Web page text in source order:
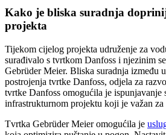
Kako je bliska suradnja
projekta
Tijekom cijelog projekta udruženje za
surađivalo s tvrtkom Danfoss i njezinim
Gebrüder Meier. Bliska suradnja između
postrojenja tvrtke Danfoss, odjela za
tvrtke Danfoss omogućila je ispunjavanje
infrastrukturnom projektu koji je važan za
Tvrtka Gebrüder Meier omogućila je